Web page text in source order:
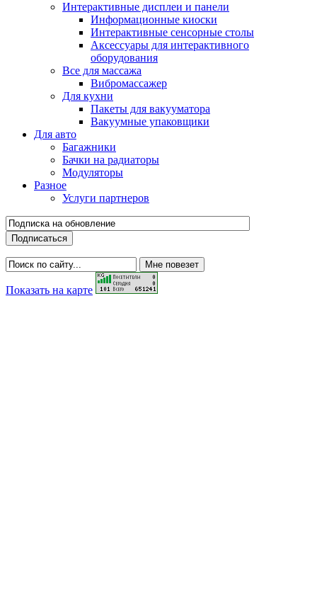
Интерактивные дисплеи и панели
Информационные киоски
Интерактивные сенсорные столы
Аксессуары для интерактивного
оборудования
Все для массажа
Вибромассажер
Для кухни
Пакеты для вакууматора
Вакуумные упаковщики
Для авто
Багажники
Бачки на радиаторы
Модуляторы
Разное
Услуги партнеров
Показать на карте